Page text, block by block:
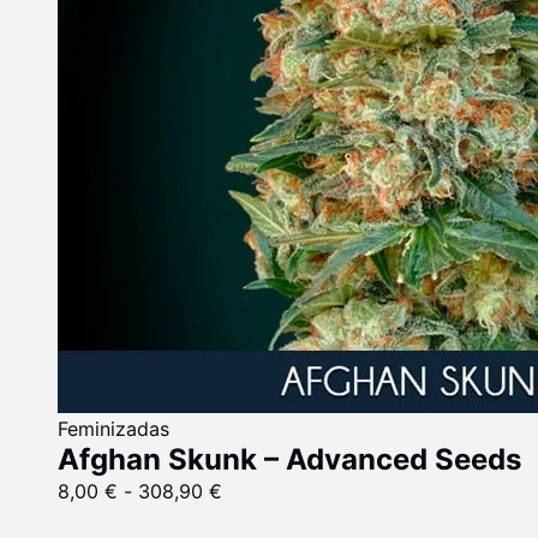
Feminizadas
Afghan Skunk – Advanced Seeds
8,00 € - 308,90 €